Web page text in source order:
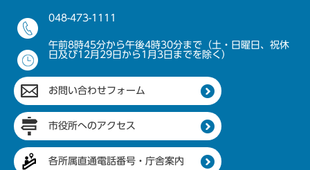
048-473-1111
午前8時45分から午後4時30分まで（土・日曜日、祝休
日及び12月29日から1月3日までを除く）
お問い合わせフォーム
市役所へのアクセス
各所属直通電話番号・庁舎案内